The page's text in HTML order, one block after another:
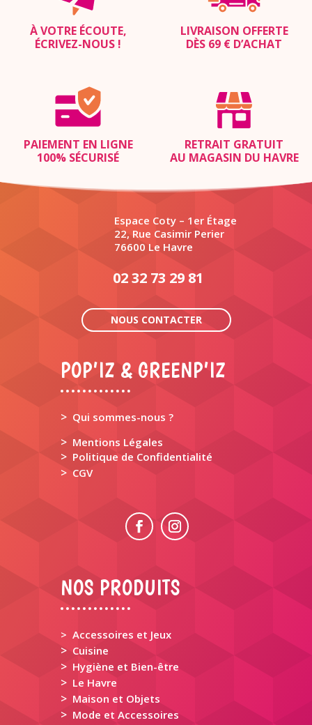
À VOTRE ÉCOUTE,
ÉCRIVEZ-NOUS !
LIVRAISON OFFERTE
DÈS 69 € D’ACHAT
PAIEMENT EN LIGNE
100% SÉCURISÉ
RETRAIT GRATUIT
AU MAGASIN DU HAVRE
Espace Coty – 1er Étage
22, Rue Casimir Perier
76600 Le Havre
02 32 73 29 81
NOUS CONTACTER
POP’IZ & GREENP’IZ
> Qui sommes-nous ?
> Mentions Légales
> Politique de Confidentialité
> CGV
NOS PRODUITS
> Accessoires et Jeux
> Cuisine
> Hygiène et Bien-être
> Le Havre
> Maison et Objets
> Mode et Accessoires